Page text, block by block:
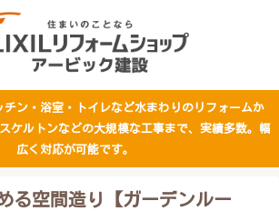
チン・浴室・トイレなど水まわりのリフォームか
ケルトンなどの大規模な工事まで、実績多数。幅
広く対応が可能です。
る空間造り【ガーデンルー